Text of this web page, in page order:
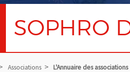
SOPHRO
Associations L'Annuaire des associations